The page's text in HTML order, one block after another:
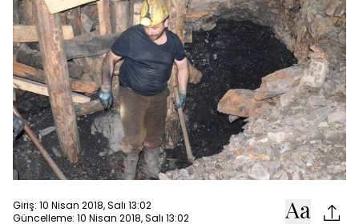
Giriş: 10 Nisan 2018, Salı 13:02
Güncelleme: 10 Nisan 2018, Salı 13:02